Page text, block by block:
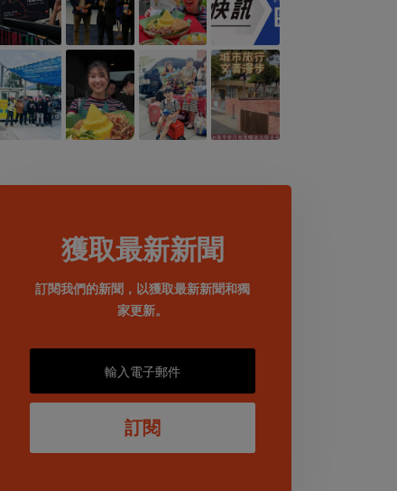
獲取最新新聞
訂閱我們的新聞，以獲取最新新聞和獨
家更新。
訂閱